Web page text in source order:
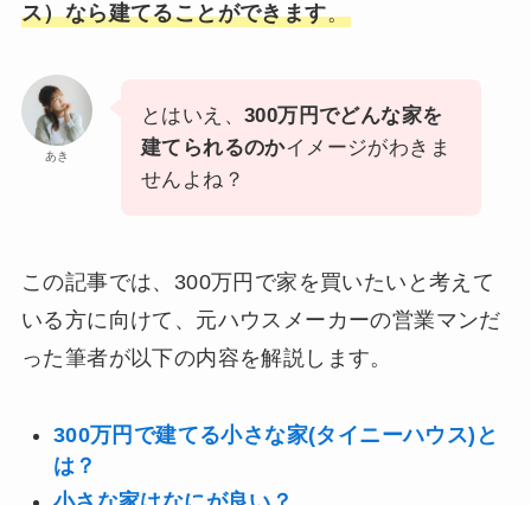
ス）なら建てることができます。
あき
とはいえ、 300万円でどんな家を
建てられるのかイメージがわきま
せんよね？
この記事では、300万円で家を買いたいと考えて
いる方に向けて、元ハウスメーカーの営業マンだ
った筆者が以下の内容を解説します。
300万円で建てる小さな家(タイニーハウス)と
は？